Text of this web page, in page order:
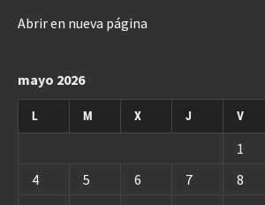
Abrir en nueva página
mayo 2026
L M X J V
1
4
5 6 7 8